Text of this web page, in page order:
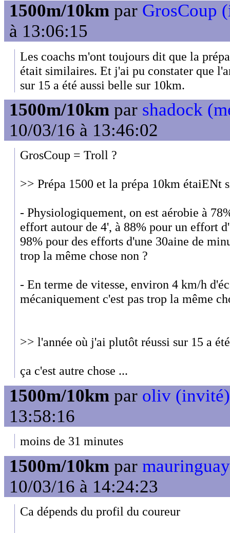
1500m/10km par GrosCoup
à 13:06:15
Les coachs m'ont toujours dit que la
était similaires. Et j'ai pu constater que
sur 15 a été aussi belle sur 10km.
1500m/10km par shadock
10/03/16 à 13:46:02
GrosCoup = Troll ?
>> Prépa 1500 et la prépa 10km étaiENt
- Physiologiquement, on est aérobie à
effort autour de 4', à 88% pour un effort
98% pour des efforts d'une 30aine de
trop la même chose non ?
- En terme de vitesse, environ 4 km/h
mécaniquement c'est pas trop la même
>> l'année où j'ai plutôt réussi sur 15 a
ça c'est autre chose ...
1500m/10km par oliv (invité)
13:58:16
moins de 31 minutes
1500m/10km par
10/03/16 à 14:24:23
Ca dépends du profil du coureur